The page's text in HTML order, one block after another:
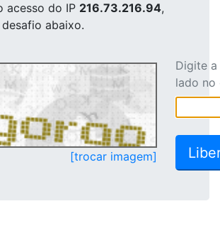
acesso do IP 216.73.216.94,
abaixo.
[trocar imagem]
Digite
lado no